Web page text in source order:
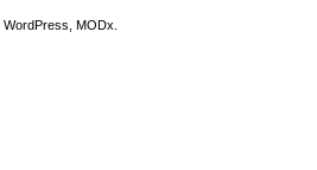
WordPress, MODx.